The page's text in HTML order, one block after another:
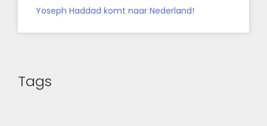
Yoseph Haddad komt naar Nederland!
Tags